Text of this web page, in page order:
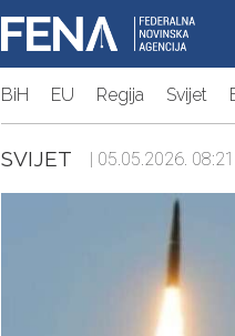
BiH EU Regija Svijet
SVIJET | 05.05.2026.